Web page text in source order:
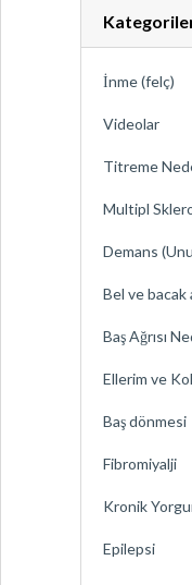
İnme (felç)
Videolar
Titreme
Multipl
Demans
Bel ve bacak
Baş Ağrısı
Ellerim ve
Baş dönmesi
Fibromiyalji
Kronik
Epilepsi